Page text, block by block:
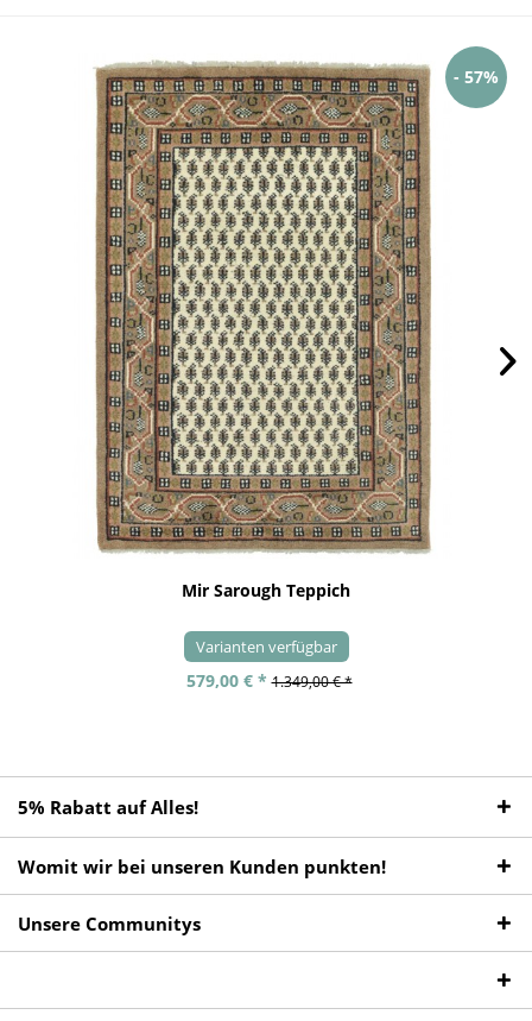
- 57%
Mir Sarough Teppich
Varianten verfügbar
579,00 € * 1.349,00 € *
5% Rabatt auf Alles!
Womit wir bei unseren Kunden punkten!
Unsere Communitys